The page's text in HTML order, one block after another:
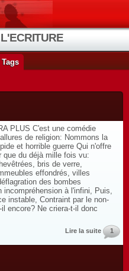
Tags
PLUS C'est une comédie
de religion: Nommons la
et horrible guerre Qui n'offre
que du déjà mille fois vu:
bris de verre,
effondrés, villes
des bombes
incompréhension à l'infini, Puis,
instable, Contraint par le non-
encore? Ne criera-t-il donc
Lire la suite 1